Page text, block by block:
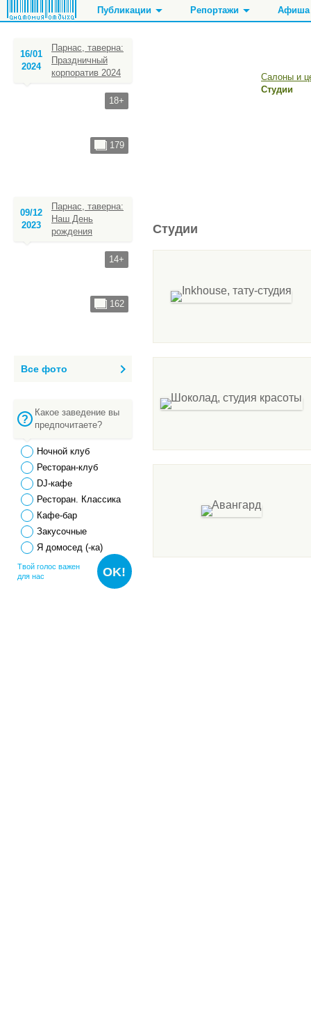
Публикации Репортажи Афиша
Танцы, фитнес, спорт
Ночные клубы
Бары, пабы,
Кинотеатры
Кинозалы
Салоны и
Студии
Студии
16/01
2024
Парнас, таверна:
Праздничный
корпоратив 2024
18+
179
09/12
2023
Парнас, таверна:
Наш День
рождения
14+
162
Все фото
Какое заведение вы
предпочитаете?
Ночной клуб
Ресторан-клуб
DJ-кафе
Ресторан. Классика
Кафе-бар
Закусочные
Я домосед (-ка)
Твой голос важен
для нас
OK!